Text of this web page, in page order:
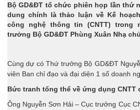
Bộ GD&ĐT tổ chức phiên họp lần thứ
dung chính là thảo luận về Kế
công nghệ thông tin (CNTT) trong
trưởng Bộ GD&ĐT Phùng Xuân Nhạ
Cùng dự có Thứ trưởng Bộ GD&ĐT
viên Ban chỉ đạo và đại diện 1 số doanh
Bức tranh tổng thể về ứng dụng CNTT
Ông Nguyễn Sơn Hải – Cục trưởng Cục